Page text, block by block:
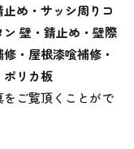
め・サッシ周りコ
壁・錆止め・壁際
・屋根漆喰補修・
ポリカ板
ご覧頂くことがで